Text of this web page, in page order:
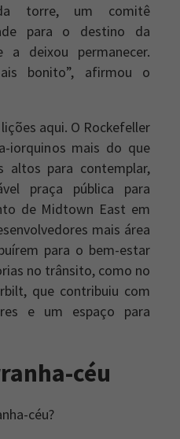
torre, um comitê
para o destino da
a deixou permanecer.
bonito”, afirmou o
aqui. O Rockefeller
iorquinos mais do que
altos para contemplar,
praça pública para
de Midtown East em
mais área
para o bem-estar
no trânsito, como no
que contribuiu com
e um espaço para
céu
céu?